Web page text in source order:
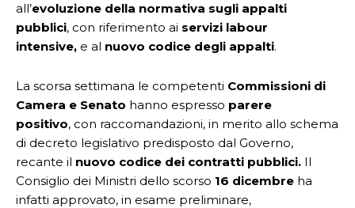
all’evoluzione della normativa sugli appalti
pubblici, con riferimento ai servizi labour
intensive, e al nuovo codice degli appalti.
La scorsa settimana le competenti Commissioni di
Camera e Senato hanno espresso parere
positivo, con raccomandazioni, in merito allo schema
di decreto legislativo predisposto dal Governo,
recante il nuovo codice dei contratti pubblici. Il
Consiglio dei Ministri dello scorso 16 dicembre ha
infatti approvato, in esame preliminare,